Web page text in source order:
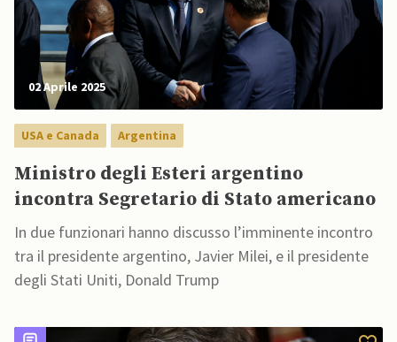
02 Aprile 2025
USA e Canada Argentina
Ministro degli Esteri argentino
incontra Segretario di Stato americano
In due funzionari hanno discusso l’imminente incontro
tra il presidente argentino, Javier Milei, e il presidente
degli Stati Uniti, Donald Trump